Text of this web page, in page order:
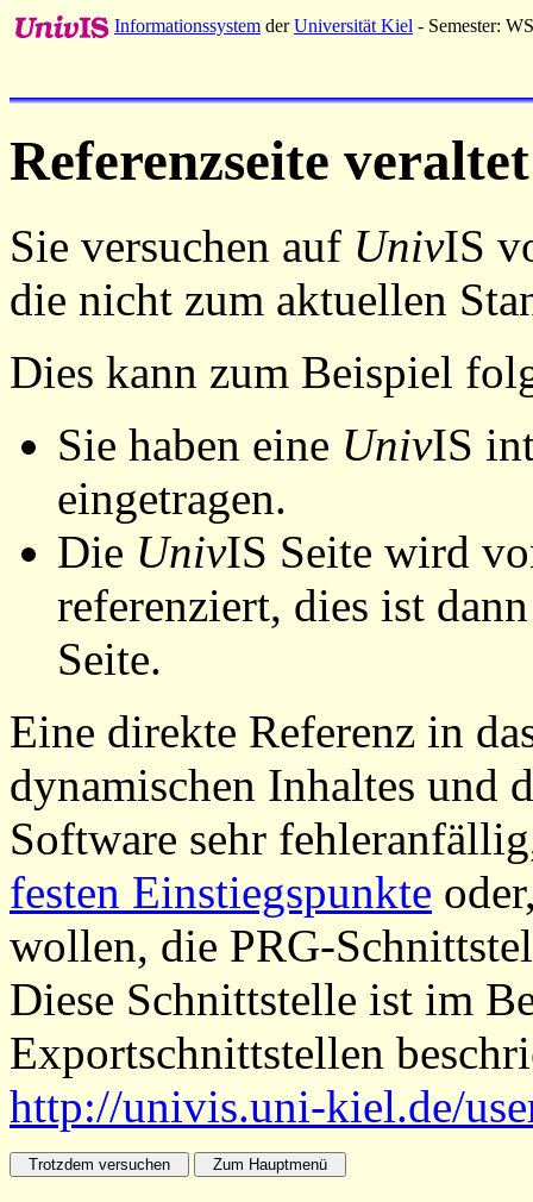
Informationssystem derUniversität Kiel - Semester:
Referenzseite veraltet
Sie versuchen auf UnivIS
die nicht zum aktuellen
Dies kann zum Beispiel
Sie haben eine UnivIS
eingetragen.
Die UnivIS Seite wird
referenziert, dies ist
Seite.
Eine direkte Referenz in
dynamischen Inhaltes und
Software sehr
festen Einstiegspunkte
wollen, die PRG-
Diese Schnittstelle ist im
Exportschnittstellen
http://univis.uni-kiel.de/